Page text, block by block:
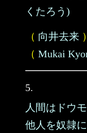
くたろう)
（ 向井去来 ）
（ Mukai
5.
人間はドウモ
他人を奴隷に